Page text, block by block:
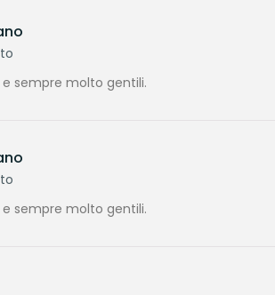
sempre molto gentili.
sempre molto gentili.